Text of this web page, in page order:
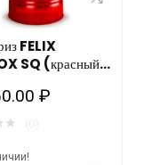
FELIX
₽
★